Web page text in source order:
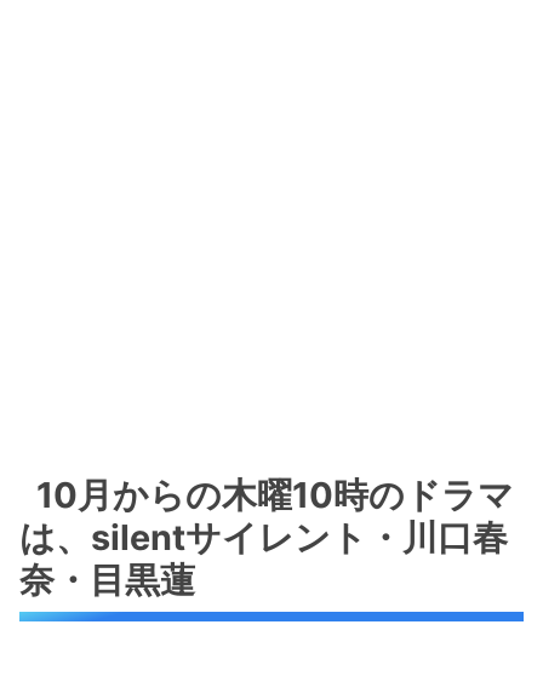
10月からの木曜10時のドラマ
は、silentサイレント・川口春
奈・目黒蓮